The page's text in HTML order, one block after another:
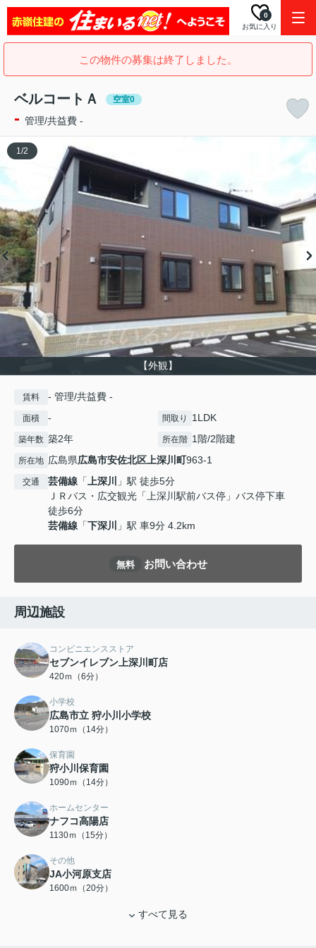
お気に入り
0
この物件の募集は終了しました。
ベルコートＡ 空室0
- 管理/共益費 -
【外観】
1/2
賃料 - 管理/共益費 -
面積 - 間取り 1LDK
築年数 築2年 所在階 1階/2階建
所在地 広島県広島市安佐北区上深川町963-1
交通 芸備線 「上深川
」駅 徒歩5分
ＪＲバス・広交観光「上深川駅前バス停」バス停下車
徒歩6分
芸備線 「下深川 」駅 車9分 4.2km
無料 お問い合わせ
周辺施設
コンビニエンスストア
セブンイレブン上深川町店
420ｍ（6分）
小学校
広島市立 狩小川小学校
1070ｍ（14分）
保育園
狩小川保育園
1090ｍ（14分）
ホームセンター
ナフコ高陽店
1130ｍ（15分）
その他
JA小河原支店
1600ｍ（20分）
すべて見る